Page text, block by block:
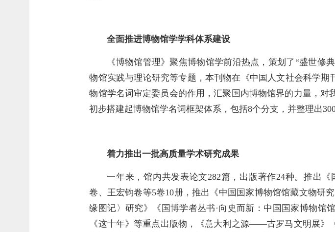
全面推进博物馆学学科体系建设
《博物馆管理》聚焦博物馆学前沿热点，策划了“盛世
物馆实践与理论研究等专题，本刊物在《中国人文社会科学
物馆学名词审定委员会的作用，汇聚国内博物馆界的力量，对
初步搭建起博物馆学名词框架体系，包括8个分支，并整理出
着力推出一批高质量学术研究成果
一年来，馆内共发表论文282篇，出版著作24种。推出
卷、王宏钧卷等5卷10册，推出《中国国家博物馆馆藏文物研
缘图记〉研究》《国博学者丛书·向史而新：中国国家博物馆
《这十年》等重点出版物，《意大利之源——古罗马文明展